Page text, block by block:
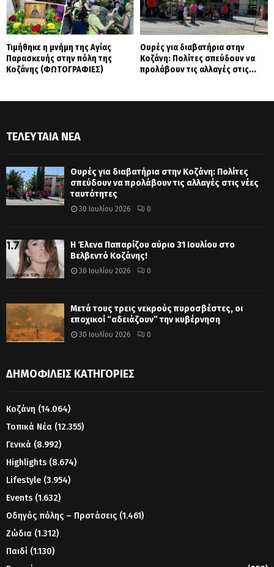
Τιμήθηκε η μνήμη της Αγίας
Παρασκευής στην πόλη της
Κοζάνης (ΦΩΤΟΓΡΑΦΙΕΣ)
Ουρές για διαβατήρια στην
Κοζάνη: Πολίτες σπεύδουν να
προλάβουν τις αλλαγές στις...
ΤΕΛΕΥΤΑΊΑ ΝΈΑ
Ουρές για διαβατήρια στην Κοζάνη: Πολίτες
σπεύδουν να προλάβουν τις αλλαγές στις νέες
ταυτότητες
30 Ιουλίου 2026 0
Η Έλενα Παπαρίζου αύριο 31 Ιουλίου στο
Βελβεντό Κοζάνης!
30 Ιουλίου 2026 0
Μετά τους τρεις νεκρούς πυροσβέστες, οι
εποχικοί “αδειάζουν” την κυβέρνηση
30 Ιουλίου 2026 0
ΔΗΜΟΦΙΛΕΊΣ ΚΑΤΗΓΟΡΊΕΣ
Κοζάνη (14.064)
Τοπικά Νέα (12.355)
Γενικά (8.992)
Highlights (8.674)
Lifestyle (3.954)
Events (1.632)
Οδηγός πόλης – Προτάσεις (1.461)
Ζώδια (1.312)
Παιδί (1.130)